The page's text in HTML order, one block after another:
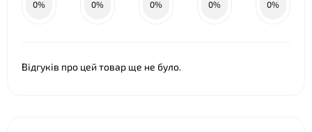
0% 0% 0% 0% 0%
Відгуків про цей товар ще не було.